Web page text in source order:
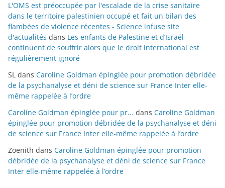
L'OMS est préoccupée par l'escalade de la crise sanitaire
dans le territoire palestinien occupé et fait un bilan des
flambées de violence récentes - Science infuse site
d'actualités dans Les enfants de Palestine et d’Israël
continuent de souffrir alors que le droit international est
régulièrement ignoré
SL dans Caroline Goldman épinglée pour promotion débridée
de la psychanalyse et déni de science sur France Inter elle-
même rappelée à l’ordre
Caroline Goldman épinglée pour pr... dans Caroline Goldman
épinglée pour promotion débridée de la psychanalyse et déni
de science sur France Inter elle-même rappelée à l’ordre
Zoenith dans Caroline Goldman épinglée pour promotion
débridée de la psychanalyse et déni de science sur France
Inter elle-même rappelée à l’ordre